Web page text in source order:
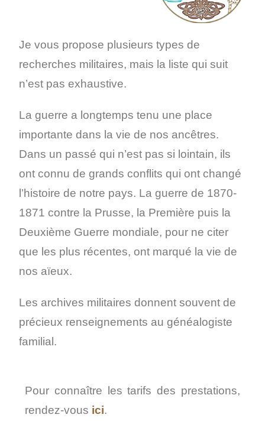
Je vous propose plusieurs types de
recherches militaires, mais la liste qui suit
n’est pas exhaustive.
La guerre a longtemps tenu une place
importante dans la vie de nos ancêtres.
Dans un passé qui n’est pas si lointain, ils
ont connu de grands conflits qui ont changé
l’histoire de notre pays. La guerre de 1870-
1871 contre la Prusse, la Première puis la
Deuxième Guerre mondiale, pour ne citer
que les plus récentes, ont marqué la vie de
nos aïeux.
Les archives militaires donnent souvent de
précieux renseignements au généalogiste
familial.
Pour connaître les tarifs des prestations,
rendez-vous ici.